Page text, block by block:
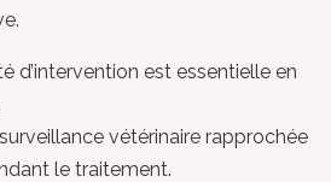
d’intervention est essentielle en
vétérinaire rapprochée
le traitement.